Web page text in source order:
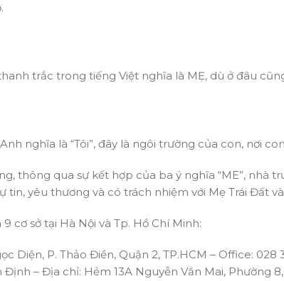
trắc trong tiếng Việt nghĩa là MẸ, dù ở đâu
nghĩa là “Tôi”, đây là ngôi trường của con, nơi
thông qua sự kết hợp của ba ý nghĩa “ME”, nhà
tin, yêu thương và có trách nhiệm với Mẹ Trái Đất
cơ sở tại Hà Nội và Tp. Hồ Chí Minh:
Diện, P. Thảo Điền, Quận 2, TP.HCM – Office: 028
Định – Địa chỉ: Hẻm 13A Nguyễn Văn Mai, Phường